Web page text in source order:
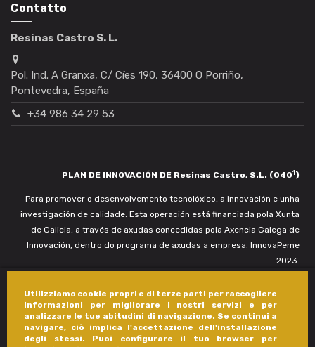
Utilizziamo cookie propri e di terze parti per raccogliere
informazioni per migliorare i nostri servizi e per
analizzare le tue abitudini di navigazione. Se continui a
navigare, ciò implica l'accettazione dell'installazione
degli stessi. Puoi configurare il tuo browser per
Contatto
Resinas Castro S. L.
Pol. Ind. A Granxa, C/ Cíes 190, 36400 O Porriño,
Pontevedra, España
+34 986 34 29 53
PLAN DE INNOVACIÓN DE Resinas Castro, S.L. (0401)
Para promover o desenvolvemento tecnolóxico, a innovación e unha
investigación de calidade. Esta operación está financiada pola Xunta
de Galicia, a través de axudas concedidas pola Axencia Galega de
Innovación, dentro do programa de axudas a empresa. InnovaPeme
2023.